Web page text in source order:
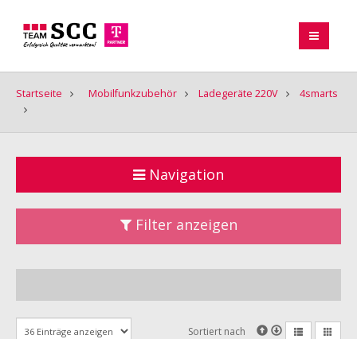
Startseite Mobilfunkzubehör Ladegeräte 220V 4smarts
Navigation
Filter anzeigen
Sortiert nach